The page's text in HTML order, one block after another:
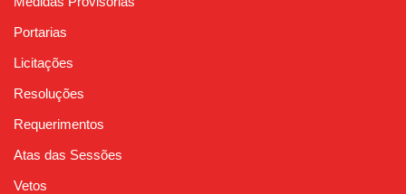
Portarias
Licitações
Resoluções
Requerimentos
Atas das Sessões
Vetos